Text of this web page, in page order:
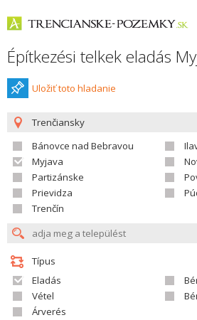
Építkezési telkek eladás
Uložiť toto hladanie
Trenčiansky
Bánovce nad Bebravou
Myjava
Partizánske
Prievidza
Trenčín
Típus
Eladás
Vétel
Árverés